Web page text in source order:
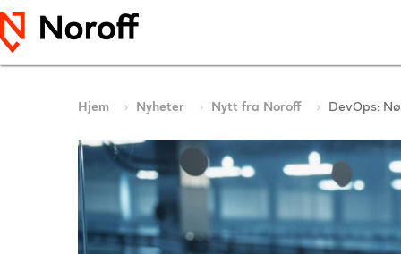
Hjem Nyheter Nytt fra Noroff DevOps: